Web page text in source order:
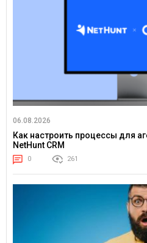
06.08.2026
Как настроить процессы для
NetHunt CRM
0 261